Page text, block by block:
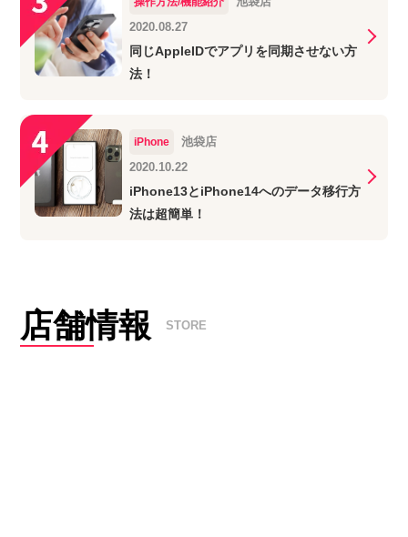
2020.08.27
同じAppleIDでアプリを同期させない方
法！
iPhone
池袋店
2020.10.22
iPhone13とiPhone14へのデータ移行方
法は超簡単！
店舗情報 STORE